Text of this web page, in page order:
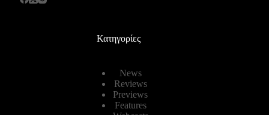
Κατηγορίες
News
Reviews
Previews
Features